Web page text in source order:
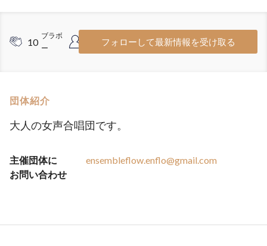
10
ブラボ
ー
ー
フォローして最新情報を受け取る
団体紹介
大人の女声合唱団です。
主催団体に
お問い合わせ
ensembleflow.enflo@gmail.com